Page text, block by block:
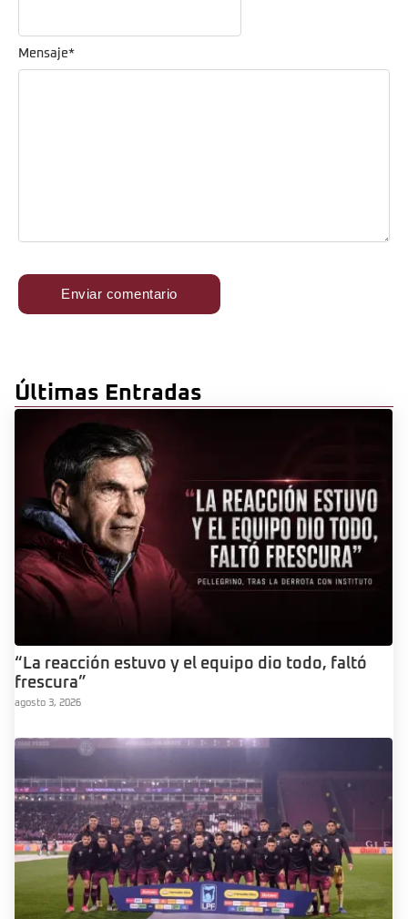
Mensaje*
Últimas Entradas
“La reacción estuvo y el equipo dio todo, faltó
frescura”
agosto 3, 2026